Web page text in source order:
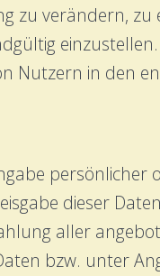
zu verändern,
einzustellen.
Nutzern in den
persönlicher
dieser
aller
bzw. unter